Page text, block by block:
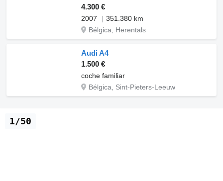
4.300 €
2007
351.380 km
Bélgica, Herentals
Audi A4
1.500 €
coche familiar
Bélgica, Sint-Pieters-Leeuw
1/50